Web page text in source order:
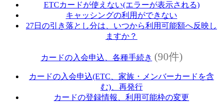
ETCカードが使えない(エラーが表示される)
キャッシングの利用ができない
27日の引き落とし分は、いつから利用可能額へ反映し
ますか？
カードの入会申込、各種手続き (90件)
カードの入会申込(ETC、家族・メンバーカードを含
む)、再発行
カードの登録情報、利用可能枠の変更